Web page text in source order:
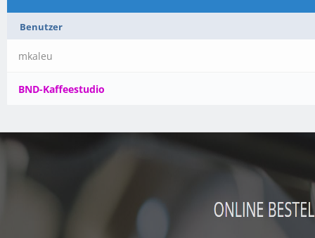
Benutzer
mkaleu
BND-Kaffeestudio